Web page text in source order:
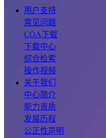
用户支持
常见问题
COA下载
下载中心
综合检索
操作视频
关于我们
中心简介
能力资质
发展历程
公正性声明